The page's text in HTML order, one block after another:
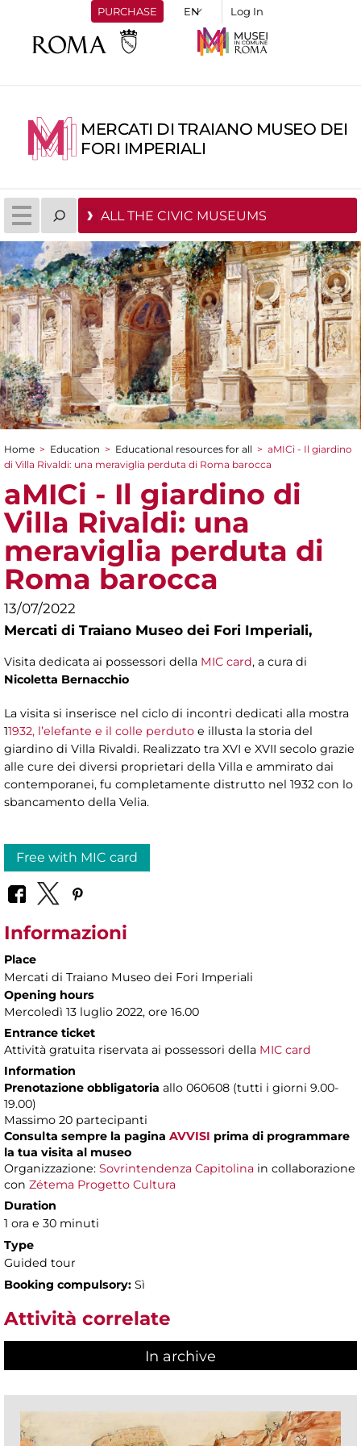
PURCHASE Log In
MERCATI DI TRAIANO MUSEO DEI
FORI IMPERIALI
ALL THE CIVIC MUSEUMS
You are here
Home > Education > Educational resources for all > aMICi - Il giardino
di Villa Rivaldi: una meraviglia perduta di Roma barocca
aMICi - Il giardino di
Villa Rivaldi: una
meraviglia perduta di
Roma barocca
13/07/2022
Mercati di Traiano Museo dei Fori Imperiali,
Visita dedicata ai possessori della MIC card, a cura di
Nicoletta Bernacchio
La visita si inserisce nel ciclo di incontri dedicati alla mostra
11932, l’elefante e il colle perduto e illusta la storia del
giardino di Villa Rivaldi. Realizzato tra XVI e XVII secolo grazie
alle cure dei diversi proprietari della Villa e ammirato dai
contemporanei, fu completamente distrutto nel 1932 con lo
sbancamento della Velia.
Free with MIC card
Informazioni
Place
Mercati di Traiano Museo dei Fori Imperiali
Opening hours
Mercoledì 13 luglio 2022, ore 16.00
Entrance ticket
Attività gratuita riservata ai possessori della MIC card
Information
Prenotazione obbligatoria allo 060608 (tutti i giorni 9.00-
19.00)
Massimo 20 partecipanti
Consulta sempre la pagina AVVISI prima di programmare
la tua visita al museo
Organizzazione: Sovrintendenza Capitolina in collaborazione
con Zétema Progetto Cultura
Duration
1 ora e 30 minuti
Type
Guided tour
Booking compulsory: Sì
Attività correlate
In archive